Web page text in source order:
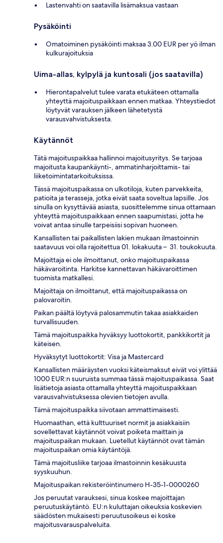
Lastenvahti on saatavilla lisämaksua vastaan
Pysäköinti
Omatoiminen pysäköinti maksaa 3.00 EUR per yö ilman
kulkurajoituksia
Uima-allas, kylpylä ja kuntosali (jos saatavilla)
Hierontapalvelut tulee varata etukäteen ottamalla
yhteyttä majoituspaikkaan ennen matkaa. Yhteystiedot
löytyvät varauksen jälkeen lähetetystä
varausvahvistuksesta.
Käytännöt
Tätä majoituspaikkaa hallinnoi majoitusyritys. Se tarjoaa
majoitusta kaupankäynti-, ammatinharjoittamis- tai
liiketoimintatarkoituksissa.
Tässä majoituspaikassa on ulkotiloja, kuten parvekkeita,
patioita ja terasseja, jotka eivät saata soveltua lapsille. Jos
sinulla on kysyttävää asiasta, suosittelemme sinua ottamaan
yhteyttä majoituspaikkaan ennen saapumistasi, jotta he
voivat antaa sinulle tarpeisiisi sopivan huoneen.
Kansallisten tai paikallisten lakien mukaan ilmastoinnin
saatavuus voi olla rajoitettua 01. lokakuuta – 31. toukokuuta.
Majoittaja ei ole ilmoittanut, onko majoituspaikassa
häkävaroitinta. Harkitse kannettavan häkävaroittimen
tuomista matkallesi.
Majoittaja on ilmoittanut, että majoituspaikassa on
palovaroitin.
Paikan päältä löytyvä palosammutin takaa asiakkaiden
turvallisuuden.
Tämä majoituspaikka hyväksyy luottokortit, pankkikortit ja
käteisen.
Hyväksytyt luottokortit: Visa ja Mastercard
Kansallisten määräysten vuoksi käteismaksut eivät voi ylittää
1000 EUR:n suuruista summaa tässä majoituspaikassa. Saat
lisätietoja asiasta ottamalla yhteyttä majoituspaikkaan
varausvahvistuksessa olevien tietojen avulla.
Tämä majoituspaikka siivotaan ammattimaisesti.
Huomaathan, että kulttuuriset normit ja asiakkaisiin
sovellettavat käytännöt voivat poiketa maittain ja
majoituspaikan mukaan. Luetellut käytännöt ovat tämän
majoituspaikan omia käytäntöjä.
Tämä majoitusliike tarjoaa ilmastoinnin kesäkuusta
syyskuuhun.
Majoituspaikan rekisteröintinumero H-35-1-0000260
Jos peruutat varauksesi, sinua koskee majoittajan
peruutuskäytäntö. EU:n kuluttajan oikeuksia koskevien
säädösten mukaisesti peruutusoikeus ei koske
majoitusvarauspalveluita.